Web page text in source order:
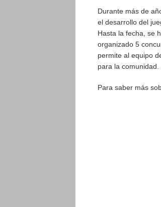
Durante más de
el desarrollo del
Hasta la fecha, se
organizado 5
permite al equipo
para la comunidad.
Para saber más